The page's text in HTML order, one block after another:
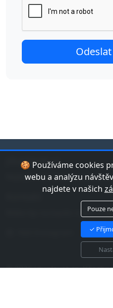
🍪 Používáme cookies
webu a analýzu
najdete v našich
Pouze
✓
jduplavat.cz
Nejlepší databáze bazénů a
Máte tip na bazén nebo
© 2026 jduplavat.cz.